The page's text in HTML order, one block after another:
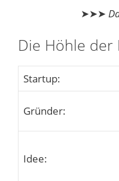
➤➤➤
Die Höhle der
Startup:
Gründer:
Idee: